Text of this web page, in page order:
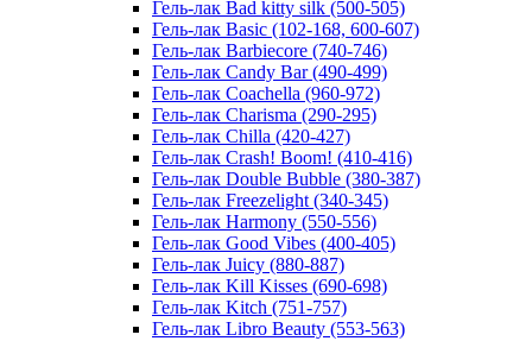
Гель-лак Bad kitty silk (500-505)
Гель-лак Basic (102-168, 600-607)
Гель-лак Barbiecore (740-746)
Гель-лак Candy Bar (490-499)
Гель-лак Coachella (960-972)
Гель-лак Charisma (290-295)
Гель-лак Chilla (420-427)
Гель-лак Crash! Boom! (410-416)
Гель-лак Double Bubble (380-387)
Гель-лак Freezelight (340-345)
Гель-лак Harmony (550-556)
Гель-лак Good Vibes (400-405)
Гель-лак Juicy (880-887)
Гель-лак Kill Kisses (690-698)
Гель-лак Kitch (751-757)
Гель-лак Libro Beauty (553-563)